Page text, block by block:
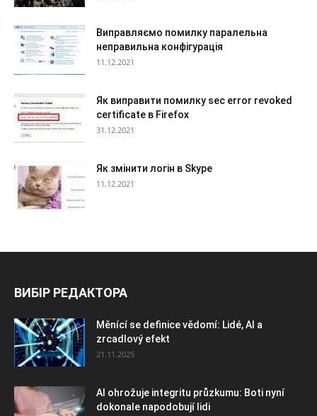
Виправляємо помилку паралельна
неправильна конфігурація
11.12.2021
Як виправити помилку sec error revoked
certificate в Firefox
31.12.2021
Як змінити логін в Skype
11.12.2021
ВИБІР РЕДАКТОРА
Měnící se definice vědomí: Lidé, AI a
zrcadlový efekt
21.11.2025
AI ohrožuje integritu průzkumu: Boti nyní
dokonale napodobují lidi